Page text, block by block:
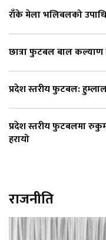
राँके मेला भलिबलको
छात्रा फुटबल बाल
प्रदेश स्तरीय फुटबल:
प्रदेश स्तरीय फुटबलमा
हरायो
राजनीति